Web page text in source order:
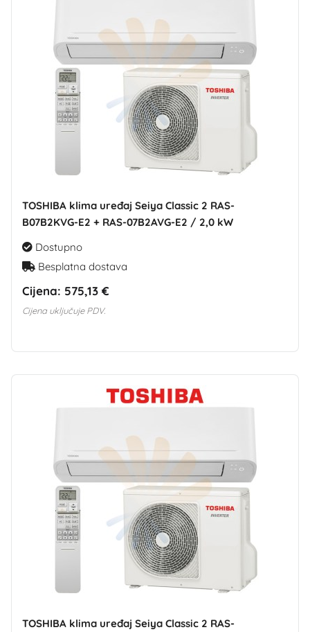
TOSHIBA klima uređaj Seiya Classic 2 RAS-
B07B2KVG-E2 + RAS-07B2AVG-E2 / 2,0 kW
Dostupno
Besplatna dostava
Cijena: 575,13 €
Cijena uključuje PDV.
TOSHIBA klima uređaj Seiya Classic 2 RAS-